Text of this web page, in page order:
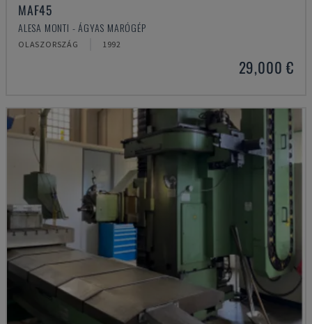
MAF45
ALESA MONTI - ÁGYAS MARÓGÉP
OLASZORSZÁG 1992
29,000 €